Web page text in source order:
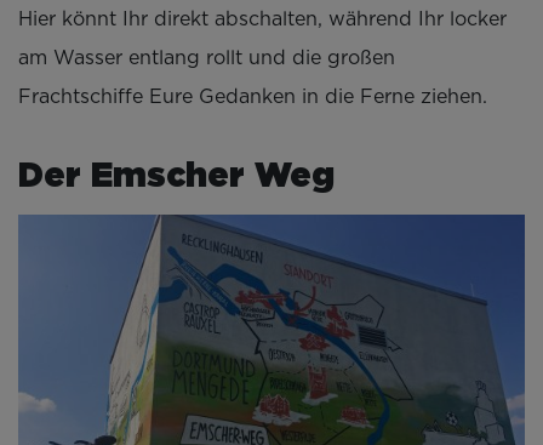
Hier könnt Ihr direkt abschalten, während Ihr locker
am Wasser entlang rollt und die großen
Frachtschiffe Eure Gedanken in die Ferne ziehen.
Der Emscher Weg